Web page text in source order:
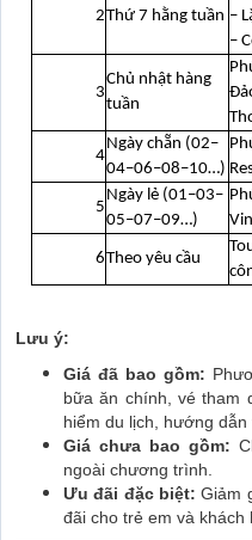
2Thứ 7 hằng tuần –
–
3
Chủ nhật hàng
tuần
4
Ngày chẵn (02–
04–06–08–10…)
5
Ngày lẻ (01–03–
05–07–09…)
6Theo yêu cầu
Lưu ý:
Giá đã bao gồm:
bữa ăn chính, vé tham
hiểm du lịch, hướng dẫn
Giá chưa bao gồm:
ngoài chương trình.
Ưu đãi đặc biệt: Giảm
đãi cho trẻ em và khách